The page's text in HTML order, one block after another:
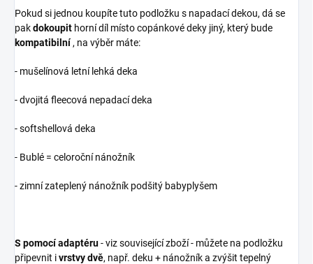
Pokud si jednou koupíte tuto podložku s napadací dekou, dá se
pakdokoupit horní díl místo copánkové deky jiný, který bude
kompatibilní, na výběr máte:
- mušelínová letní lehká deka
- dvojitá fleecová nepadací deka
- softshellová deka
- Bublé = celoroční nánožník
- zimní zateplený nánožník podšitý babyplyšem
S pomocí adaptéru- viz související zboží - můžete na podložku
připevnit ivrstvy dvě, např. deku + nánožník a zvýšit tepelný